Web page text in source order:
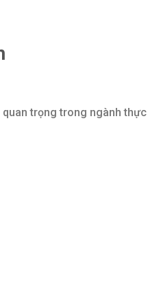
trọng trong ngành